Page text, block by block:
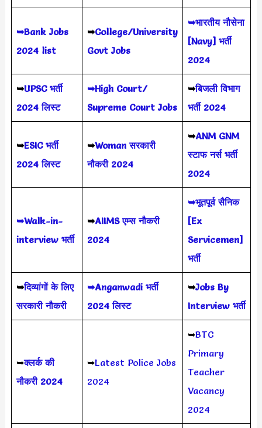
➥Bank Jobs
2024 list
➥College/University
Govt Jobs
➥भारतीय नौसेना
[Navy] भर्ती
2024
➥UPSC भर्ती
2024 लिस्ट
➥High Court/
Supreme Court Jobs
➥बिजली विभाग
भर्ती 2024
➥ESIC भर्ती
2024 लिस्ट
➥Woman सरकारी
नौकरी 2024
➥ANM GNM
स्टाफ नर्स भर्ती
2024
➥Walk-in-
interview भर्ती
➥AIIMS एम्स नौकरी
2024
➥भूतपूर्व सैनिक
[Ex
Servicemen]
भर्ती
➥दिव्यांगों के लिए
सरकारी नौकरी
➥Anganwadi भर्ती
2024 लिस्ट
➥Jobs By
Interview भर्ती
➥क्लर्क की
नौकरी 2024
➥Latest Police Jobs
2024
➥BTC
Primary
Teacher
Vacancy
2024